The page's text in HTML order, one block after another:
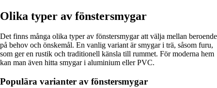
Olika typer av fönstersmygar
Det finns många olika typer av fönstersmygar att välja mellan beroende
på behov och önskemål. En vanlig variant är smygar i trä, såsom furu,
som ger en rustik och traditionell känsla till rummet. För moderna hem
kan man även hitta smygar i aluminium eller PVC.
Populära varianter av fönstersmygar